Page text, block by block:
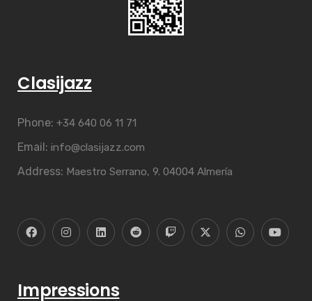
Clasijazz
Phone: +34 640 06 11 71
Email: info@clasijazz.com
Address: Maestro Serrano, 9. 04004 Almería
Impressions